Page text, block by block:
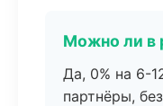
Можно ли в
Да, 0% на 6-
партнёры,